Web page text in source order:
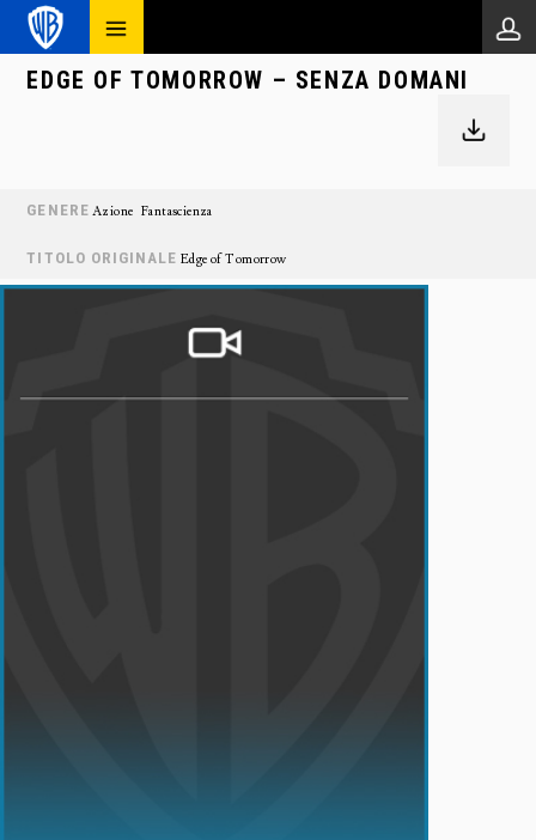
EDGE OF TOMORROW – SENZA DOMANI
GENERE Azione Fantascienza
TITOLO ORIGINALE Edge of Tomorrow